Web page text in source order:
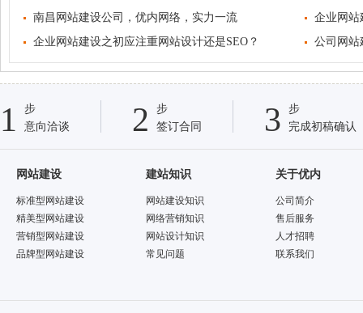
南昌网站建设公司，优内网络，实力一流
企业网站
企业网站建设之初应注重网站设计还是SEO？
公司网站
1
步
意向洽谈
2
步
签订合同
3
步
完成初稿确认
网站建设
标准型网站建设
精美型网站建设
营销型网站建设
品牌型网站建设
建站知识
网站建设知识
网络营销知识
网站设计知识
常见问题
关于优内
公司简介
售后服务
人才招聘
联系我们